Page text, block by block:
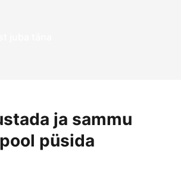
juba täna
ja sammu
püsida